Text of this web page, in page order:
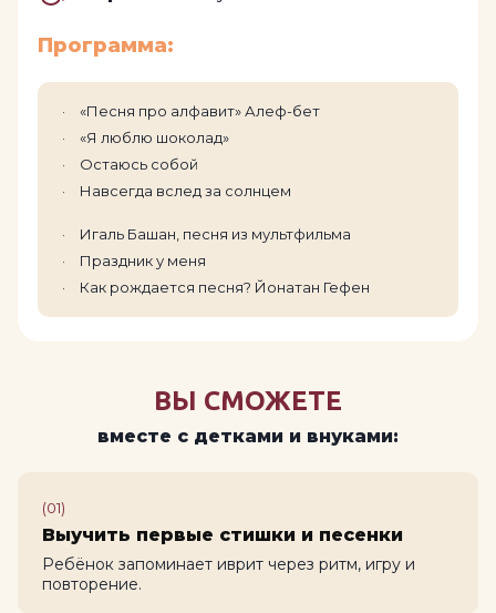
Программа:
«Песня про алфавит» Алеф-бет
«Я люблю шоколад»
Остаюсь собой
Навсегда вслед за солнцем
Игаль Башан, песня из мультфильма
Праздник у меня
Как рождается песня? Йонатан Гефен
ВЫ СМОЖЕТЕ
вместе с детками и внуками:
(01)
Выучить первые стишки и песенки
Ребёнок запоминает иврит через ритм, игру и
повторение.